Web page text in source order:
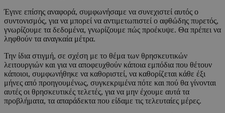
Έγινε επίσης αναφορά, συμφωνήσαμε να συνεχιστεί αυτός ο
συντονισμός, για να μπορεί να αντιμετωπιστεί ο αφθώδης πυρετός,
γνωρίζουμε τα δεδομένα, γνωρίζουμε πώς προέκυψε. Θα πρέπει να
ληφθούν τα αναγκαία μέτρα.
Την ίδια στιγμή, σε σχέση με το θέμα των θρησκευτικών
λειτουργιών και για να αποφευχθούν κάποια εμπόδια που θέτουν
κάποιοι, συμφωνήθηκε να καθοριστεί, να καθορίζεται κάθε έξι
μήνες από προηγουμένως, συγκεκριμένα πότε και πού θα γίνονται
αυτές οι θρησκευτικές τελετές, για να μην έχουμε αυτά τα
προβλήματα, τα απαράδεκτα που είδαμε τις τελευταίες μέρες.